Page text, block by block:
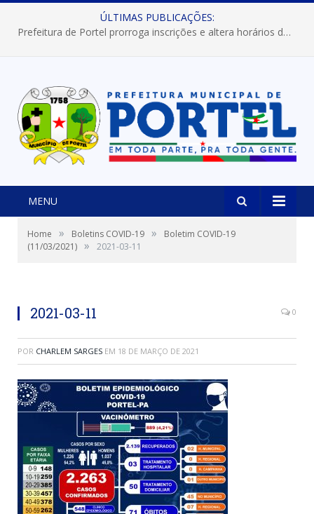
ÚLTIMAS PUBLICAÇÕES:
Prefeitura de Portel prorroga inscrições e altera horários dos concursos “Musa” e “Miss Mix Verão 2026”
MENU
Home » Boletins COVID-19 »
Boletim COVID-19
(11/03/2021) » 2021-03-11
2021-03-11 0
POR CHARLEM SARGES EM 18 DE MARÇO DE 2021